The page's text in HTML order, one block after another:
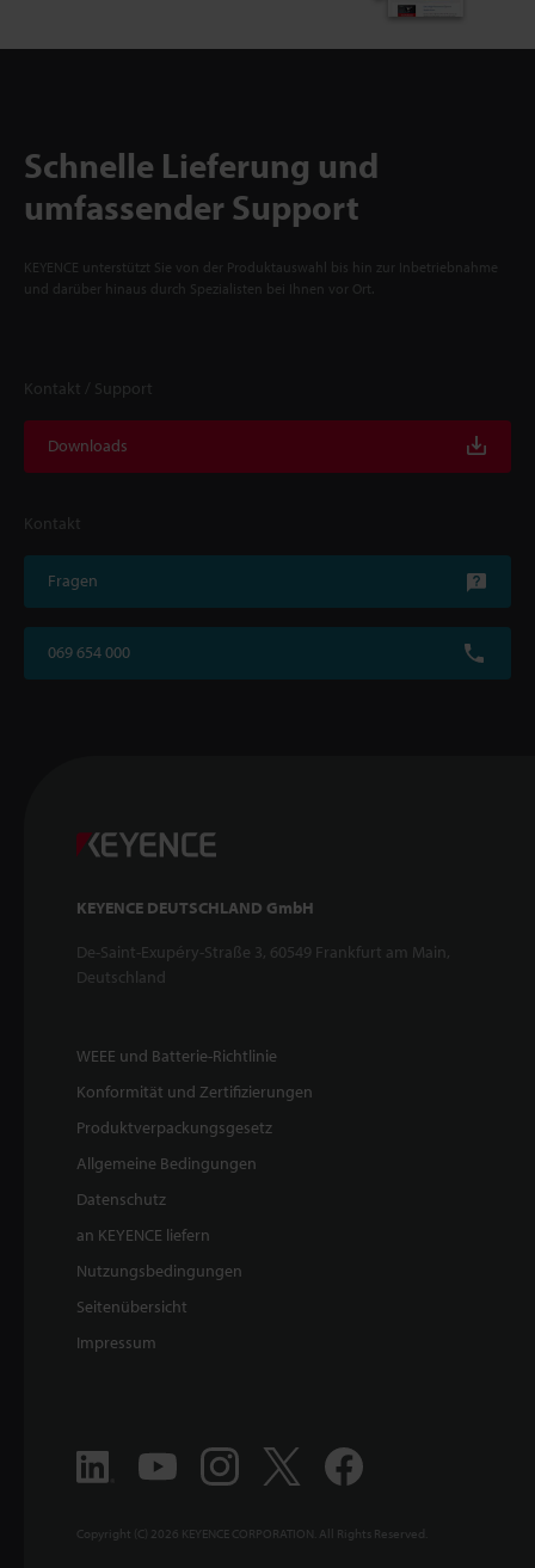
Schnelle Lieferung und
umfassender Support
KEYENCE unterstützt Sie von der Produktauswahl bis hin zur Inbetriebnahme
und darüber hinaus durch Spezialisten bei Ihnen vor Ort.
Kontakt / Support
Downloads
Kontakt
Fragen
069 654 000
KEYENCE DEUTSCHLAND GmbH
De-Saint-Exupéry-Straße 3, 60549 Frankfurt am Main,
Deutschland
WEEE und Batterie-Richtlinie
Konformität und Zertifizierungen
Produktverpackungsgesetz
Allgemeine Bedingungen
Datenschutz
an KEYENCE liefern
Nutzungsbedingungen
Seitenübersicht
Impressum
Copyright (C) 2026 KEYENCE CORPORATION. All Rights Reserved.